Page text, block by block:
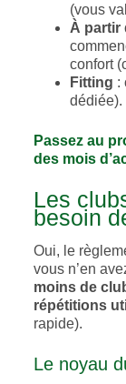
(vous
À partir
confort
Fitting :
dédiée).
Passez au
des mois
Les
besoin
Oui, le
vous n’en
moins de
répétitions
rapide).
Le noyau